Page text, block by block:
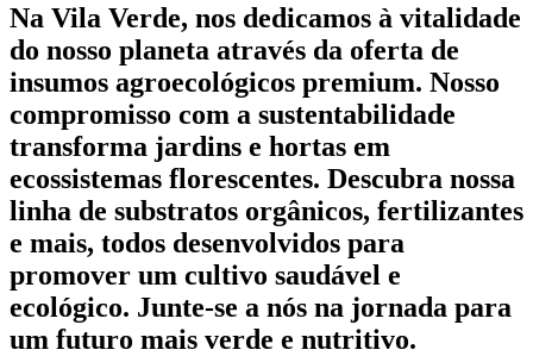
Na Vila Verde, nos dedicamos à vitalidade
do nosso planeta através da oferta de
insumos agroecológicos premium. Nosso
compromisso com a sustentabilidade
transforma jardins e hortas em
ecossistemas florescentes. Descubra nossa
linha de substratos orgânicos, fertilizantes
e mais, todos desenvolvidos para
promover um cultivo saudável e
ecológico. Junte-se a nós na jornada para
um futuro mais verde e nutritivo.